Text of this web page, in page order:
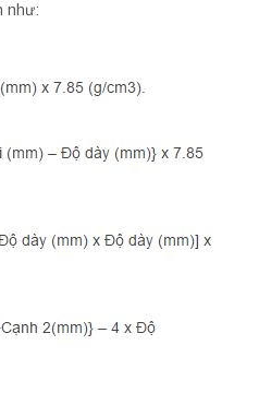
như: